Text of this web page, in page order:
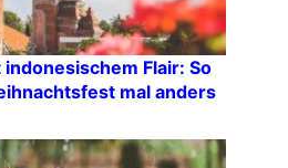
Flair: So
mal anders